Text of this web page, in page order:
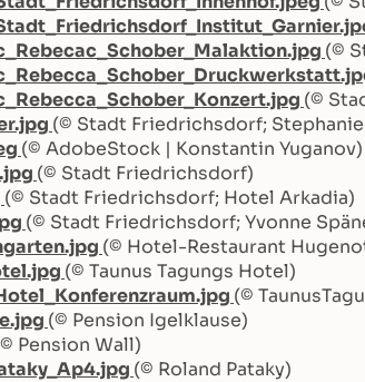
(©
(©
(© Stadt Friedrichsdorf;
(© AdobeStock | Konstantin Yuganov)
(© Stadt Friedrichsdorf)
(© Stadt Friedrichsdorf; Hotel Arkadia)
(© Stadt Friedrichsdorf; Yvonne
(© Hotel-Restaurant
(© Taunus Tagungs Hotel)
(©
(© Pension Igelklause)
Pension Wall)
(© Roland Pataky)